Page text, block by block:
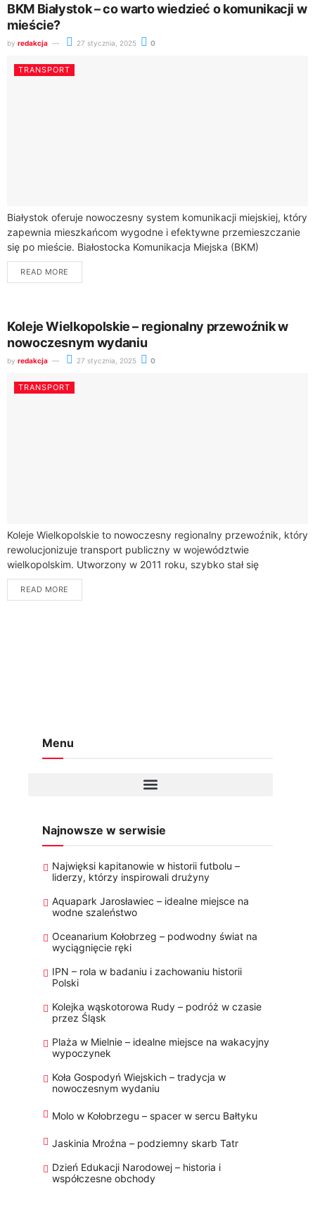
BKM Białystok – co warto wiedzieć o komunikacji w
mieście?
by redakcja 27 stycznia, 2025 0
TRANSPORT
Białystok oferuje nowoczesny system komunikacji miejskiej, który
zapewnia mieszkańcom wygodne i efektywne przemieszczanie
się po mieście. Białostocka Komunikacja Miejska (BKM)
dysponuje flotą 120 autobusów, które obsługują różne linie
komunikacyjne, w...
READ MORE
Koleje Wielkopolskie – regionalny przewoźnik w
nowoczesnym wydaniu
by redakcja 27 stycznia, 2025 0
TRANSPORT
Koleje Wielkopolskie to nowoczesny regionalny przewoźnik, który
rewolucjonizuje transport publiczny w województwie
wielkopolskim. Utworzony w 2011 roku, szybko stał się
kluczowym ogniwem komunikacji w regionie.Nasza firma oferuje
kompleksowe rozwiązania transportowe,...
READ MORE
Menu
Najnowsze w serwisie
Najwięksi kapitanowie w historii futbolu –
liderzy, którzy inspirowali drużyny
Aquapark Jarosławiec – idealne miejsce na
wodne szaleństwo
Oceanarium Kołobrzeg – podwodny świat na
wyciągnięcie ręki
IPN – rola w badaniu i zachowaniu historii
Polski
Kolejka wąskotorowa Rudy – podróż w czasie
przez Śląsk
Plaża w Mielnie – idealne miejsce na wakacyjny
wypoczynek
Koła Gospodyń Wiejskich – tradycja w
nowoczesnym wydaniu
Molo w Kołobrzegu – spacer w sercu Bałtyku
Jaskinia Mroźna – podziemny skarb Tatr
Dzień Edukacji Narodowej – historia i
współczesne obchody